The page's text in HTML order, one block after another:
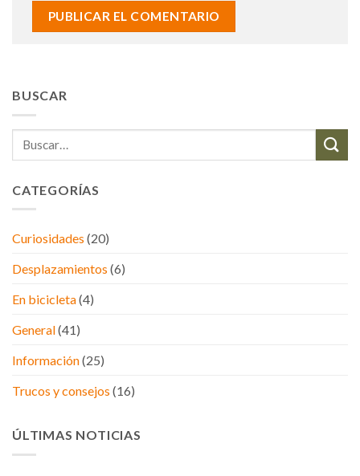
BUSCAR
CATEGORÍAS
Curiosidades (20)
Desplazamientos (6)
En bicicleta(4)
General(41)
Información(25)
Trucos y consejos (16)
ÚLTIMAS NOTICIAS